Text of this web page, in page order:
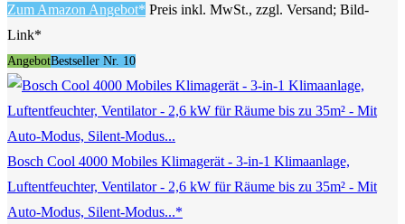
Zum Amazon Angebot* Preis inkl. MwSt., zzgl. Versand; Bild-
Link*
AngebotBestseller Nr. 10
Bosch Cool 4000 Mobiles Klimagerät - 3-in-1 Klimaanlage,
Luftentfeuchter, Ventilator - 2,6 kW für Räume bis zu 35m² - Mit
Auto-Modus, Silent-Modus...*